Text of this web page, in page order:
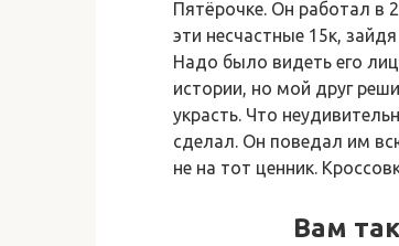
Пятёрочке. Он работал в
эти несчастные 15к,
Надо было видеть его
истории, но мой друг
украсть. Что
сделал. Он поведал им
не на тот ценник.
Вам